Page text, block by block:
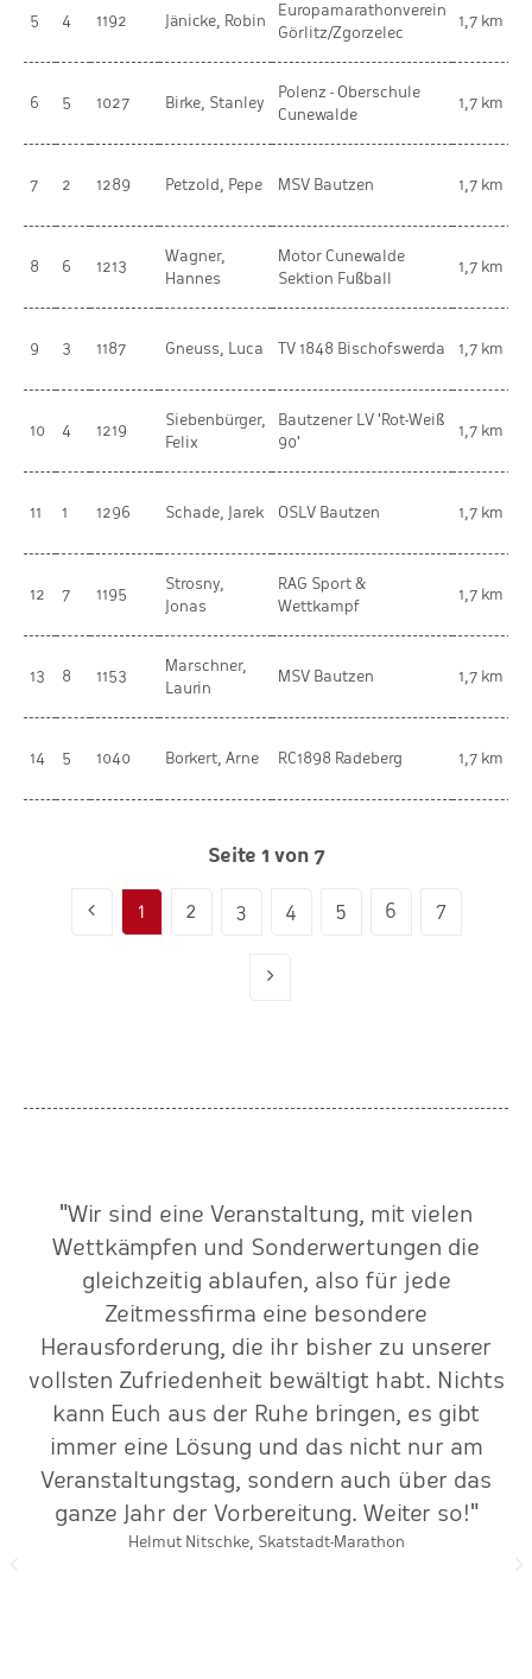
5 4 1192 Jänicke, Robin
Europamarathonverein
Görlitz/Zgorzelec
1,7 km
6 5 1027 Birke, Stanley
Polenz - Oberschule
Cunewalde
1,7 km
7 2 1289 Petzold, Pepe MSV Bautzen 1,7 km
8 6 1213
Wagner,
Hannes
Motor Cunewalde
Sektion Fußball
1,7 km
9 3 1187 Gneuss, Luca TV 1848 Bischofswerda 1,7 km
10 4 1219
Siebenbürger,
Felix
Bautzener LV 'Rot-Weiß
90'
1,7 km
11 1 1296 Schade, Jarek OSLV Bautzen 1,7 km
12 7 1195
Strosny,
Jonas
RAG Sport &
Wettkampf
1,7 km
13 8 1153
Marschner,
Laurin
MSV Bautzen 1,7 km
14 5 1040 Borkert, Arne RC1898 Radeberg 1,7 km
Seite 1 von 7
1 2 3 4 5 6 7
"Wir sind eine Veranstaltung, mit vielen
Wettkämpfen und Sonderwertungen die
gleichzeitig ablaufen, also für jede
Zeitmessfirma eine besondere
Herausforderung, die ihr bisher zu unserer
vollsten Zufriedenheit bewältigt habt. Nichts
kann Euch aus der Ruhe bringen, es gibt
immer eine Lösung und das nicht nur am
Veranstaltungstag, sondern auch über das
ganze Jahr der Vorbereitung. Weiter so!"
Helmut Nitschke, Skatstadt-Marathon